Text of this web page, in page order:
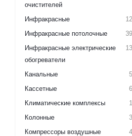
очистителей
Инфракрасные
12
Инфракрасные потолочные
39
Инфракрасные электрические
обогреватели
13
Канальные
5
Кассетные
6
Климатические комплексы
1
Колонные
3
Компрессоры воздушные
4